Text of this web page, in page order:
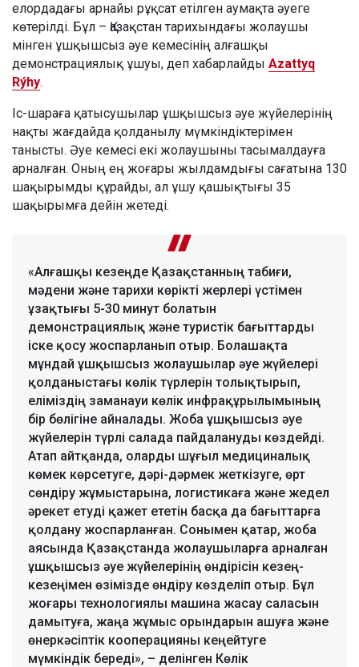
елордадағы арнайы рұқсат етілген аумақта әуеге
көтерілді. Бұл – Қазақстан тарихындағы жолаушы
мінген ұшқышсыз әуе кемесінің алғашқы
демонстрациялық ұшуы, деп хабарлайды Azattyq
Rýhy.
Іс-шараға қатысушылар ұшқышсыз әуе жүйелерінің
нақты жағдайда қолданылу мүмкіндіктерімен
танысты. Әуе кемесі екі жолаушыны тасымалдауға
арналған. Оның ең жоғары жылдамдығы сағатына 130
шақырымды құрайды, ал ұшу қашықтығы 35
шақырымға дейін жетеді.
«Алғашқы кезеңде Қазақстанның табиғи,
мәдени және тарихи көрікті жерлері үстімен
ұзақтығы 5-30 минут болатын
демонстрациялық және туристік бағыттарды
іске қосу жоспарланып отыр. Болашақта
мұндай ұшқышсыз жолаушылар әуе жүйелері
қолданыстағы көлік түрлерін толықтырып,
еліміздің заманауи көлік инфрақұрылымының
бір бөлігіне айналады. Жоба ұшқышсыз әуе
жүйелерін түрлі салада пайдалануды көздейді.
Атап айтқанда, оларды шұғыл медициналық
көмек көрсетуге, дәрі-дәрмек жеткізуге, өрт
сөндіру жұмыстарына, логистикаға және жедел
әрекет етуді қажет ететін басқа да бағыттарға
қолдану жоспарланған. Сонымен қатар, жоба
аясында Қазақстанда жолаушыларға арналған
ұшқышсыз әуе жүйелерінің өндірісін кезең-
кезеңімен өзімізде өндіру көзделіп отыр. Бұл
жоғары технологиялы машина жасау саласын
дамытуға, жаңа жұмыс орындарын ашуға және
өнеркәсіптік кооперацияны кеңейтуге
мүмкіндік береді», – делінген Көлік